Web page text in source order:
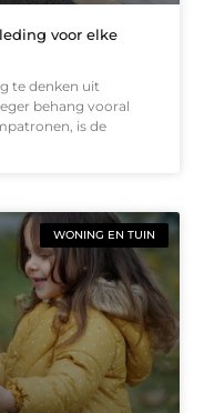
voor elke
te denken uit
behang vooral
is de
WONING EN TUIN